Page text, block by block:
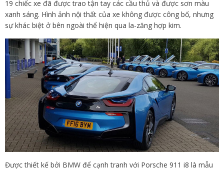
19 chiếc xe đã được trao tận tay các cầu thủ và được sơn màu
xanh sáng. Hình ảnh nội thất của xe không được công bố, nhưng
sự khác biệt ở bên ngoài thể hiện qua la-zăng hợp kim.
Được thiết kế bởi BMW để cạnh tranh với Porsche 911 i8 là mẫu